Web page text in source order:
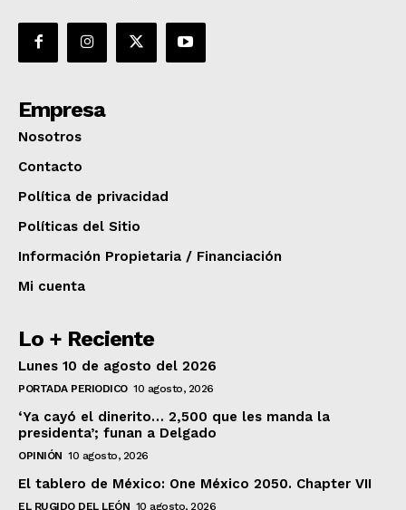
Empresa
Nosotros
Contacto
Política de privacidad
Políticas del Sitio
Información Propietaria / Financiación
Mi cuenta
Lo + Reciente
Lunes 10 de agosto del 2026
PORTADA PERIODICO 10 agosto, 2026
‘Ya cayó el dinerito… 2,500 que les manda la
presidenta’; funan a Delgado
OPINIÓN 10 agosto, 2026
El tablero de México: One México 2050. Chapter VII
EL RUGIDO DEL LEÓN 10 agosto, 2026